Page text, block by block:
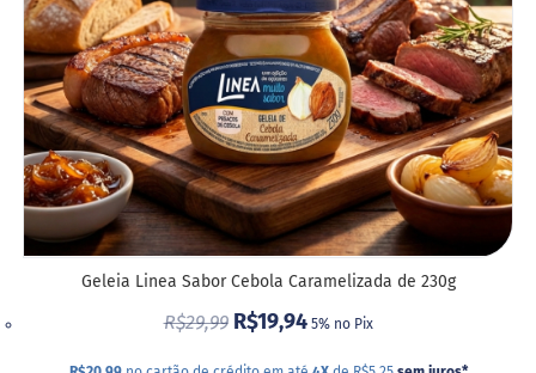
Geleia Linea Sabor Cebola Caramelizada de 230g
R$29,99 R$19,94 5% no Pix